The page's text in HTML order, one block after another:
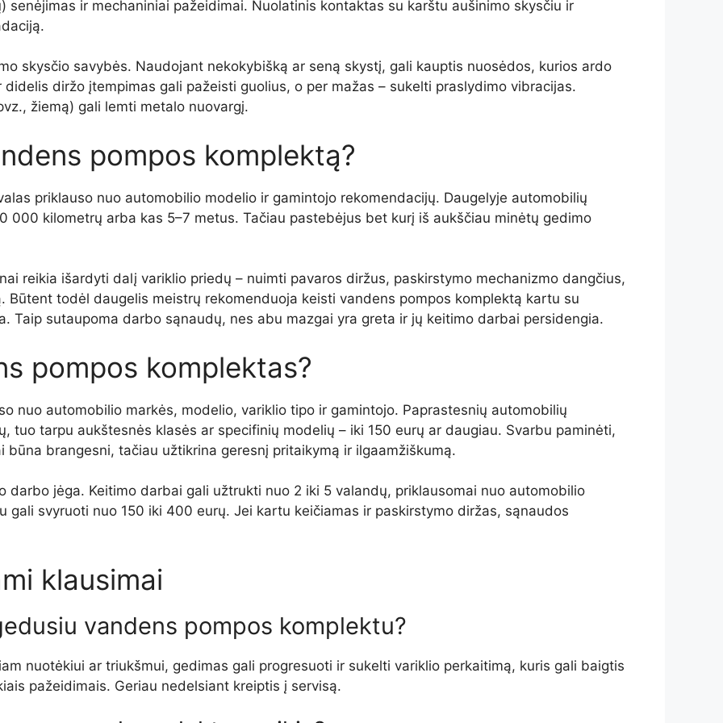
senėjimas ir mechaniniai pažeidimai. Nuolatinis kontaktas su karštu aušinimo skysčiu ir
skysčio savybės. Naudojant nekokybišką ar seną skystį, gali kauptis nuosėdos, kurios ardo
diržo įtempimas gali pažeisti guolius, o per mažas – sukelti praslydimo vibracijas.
žiemą) gali lemti metalo nuovargį.
pompos komplektą?
priklauso nuo automobilio modelio ir gamintojo rekomendacijų. Daugelyje automobilių
000 kilometrų arba kas 5–7 metus. Tačiau pastebėjus bet kurį iš aukščiau minėtų gedimo
reikia išardyti dalį variklio priedų – nuimti pavaros diržus, paskirstymo mechanizmo dangčius,
Būtent todėl daugelis meistrų rekomenduoja keisti vandens pompos komplektą kartu su
Taip sutaupoma darbo sąnaudų, nes abu mazgai yra greta ir jų keitimo darbai persidengia.
pompos komplektas?
nuo automobilio markės, modelio, variklio tipo ir gamintojo. Paprastesnių automobilių
tuo tarpu aukštesnės klasės ar specifinių modelių – iki 150 eurų ar daugiau. Svarbu paminėti,
brangesni, tačiau užtikrina geresnį pritaikymą ir ilgaamžiškumą.
jėga. Keitimo darbai gali užtrukti nuo 2 iki 5 valandų, priklausomai nuo automobilio
gali svyruoti nuo 150 iki 400 eurų. Jei kartu keičiamas ir paskirstymo diržas, sąnaudos
klausimai
vandens pompos komplektu?
nuotėkiui ar triukšmui, gedimas gali progresuoti ir sukelti variklio perkaitimą, kuris gali baigtis
pažeidimais. Geriau nedelsiant kreiptis į servisą.